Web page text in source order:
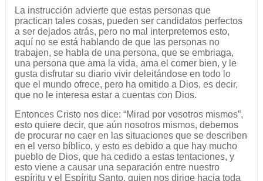
La instrucción advierte que estas personas que
practican tales cosas, pueden ser candidatos perfectos
a ser dejados atrás, pero no mal interpretemos esto,
aquí no se está hablando de que las personas no
trabajen, se habla de una persona, que se embriaga,
una persona que ama la vida, ama el comer bien, y le
gusta disfrutar su diario vivir deleitándose en todo lo
que el mundo ofrece, pero ha omitido a Dios, es decir,
que no le interesa estar a cuentas con Dios.
Entonces Cristo nos dice: “Mirad por vosotros mismos”,
esto quiere decir, que aún nosotros mismos, debemos
de procurar no caer en las situaciones que se describen
en el verso bíblico, y esto es debido a que hay mucho
pueblo de Dios, que ha cedido a estas tentaciones, y
esto viene a causar una separación entre nuestro
espíritu y el Espíritu Santo, quien nos dirige hacia toda